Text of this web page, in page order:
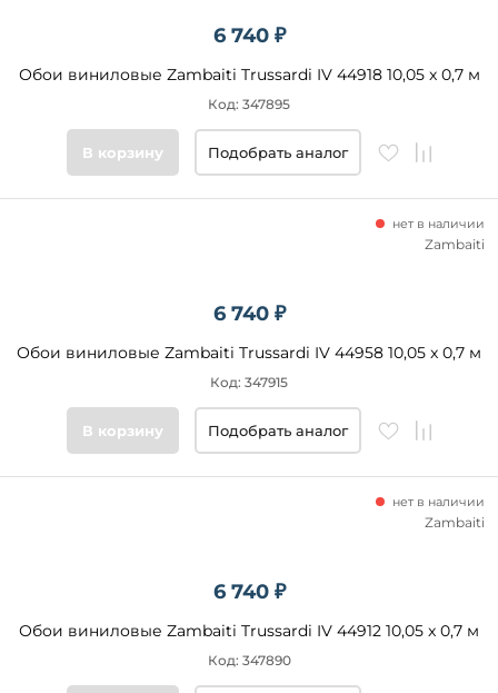
6 740 ₽
Обои виниловые Zambaiti Trussardi IV 44918 10,05 x 0,7 м
Код: 347895
В корзину Подобрать аналог
6 740 ₽
Обои виниловые Zambaiti Trussardi IV 44958 10,05 x 0,7 м
нет в наличии
Код: 347915
Zambaiti
В корзину Подобрать аналог
6 740 ₽
Обои виниловые Zambaiti Trussardi IV 44912 10,05 x 0,7 м
нет в наличии
Код: 347890
Zambaiti